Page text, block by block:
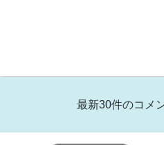
最新30件のコメ